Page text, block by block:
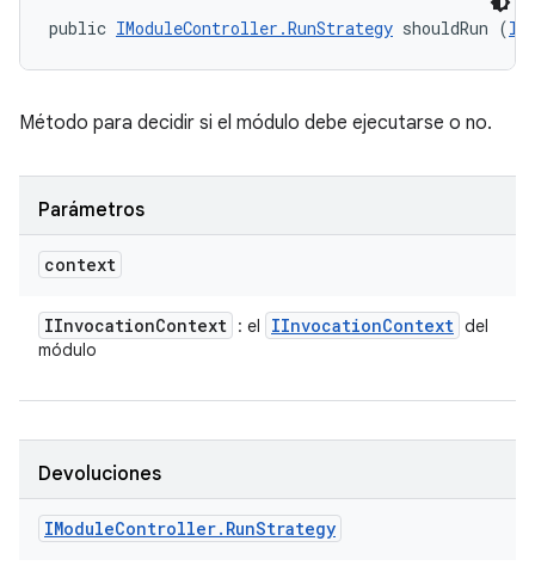
public IModuleController.RunStrategy shouldRun (
Método para decidir si el módulo debe ejecutarse o no.
Parámetros
context
IInvocationContext : el IInvocationContext del
módulo
Devoluciones
IModuleController. RunStrategy